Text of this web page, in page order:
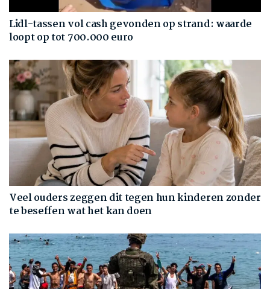
Lidl-tassen vol cash gevonden op strand: waarde
loopt op tot 700.000 euro
Veel ouders zeggen dit tegen hun kinderen zonder
te beseffen wat het kan doen